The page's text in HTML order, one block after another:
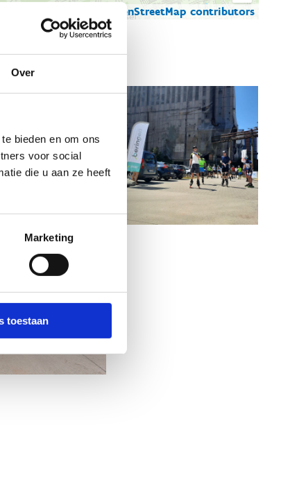
Over
bieden en om ons
voor social
die u aan ze heeft
Marketing
toestaan
© OpenStreetMap contributors